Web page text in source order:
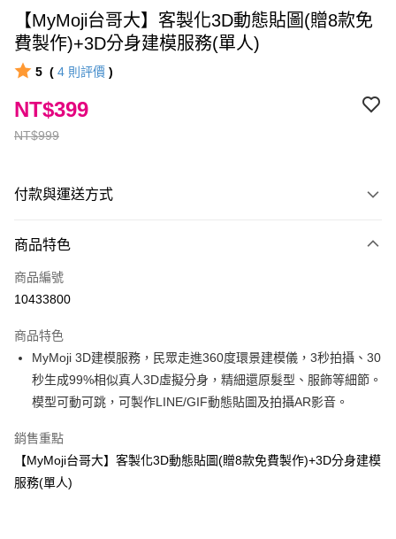
【MyMoji台哥大】客製化3D動態貼圖(贈8款免
費製作)+3D分身建模服務(單人)
5 ( 4 則評價 )
NT$999
NT$399
付款與運送方式
信用卡一次付款
ATM付款
運送方式
數位發送
免運費
商品特色
商品編號
10433800
商品特色
MyMoji 3D建模服務，民眾走進360度環景建模儀，3秒拍攝、30
秒生成99%相似真人3D虛擬分身，精細還原髮型、服飾等細節。
模型可動可跳，可製作LINE/GIF動態貼圖及拍攝AR影音。
銷售重點
【MyMoji台哥大】客製化3D動態貼圖(贈8款免費製作)+3D分身建模
服務(單人)